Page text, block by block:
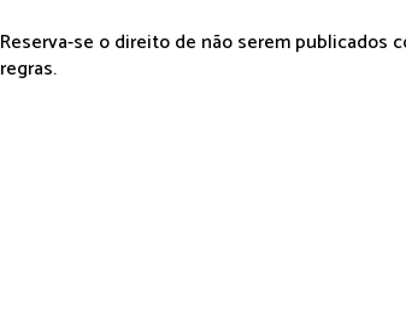
Reserva-se o direito de não serem publicados
regras.